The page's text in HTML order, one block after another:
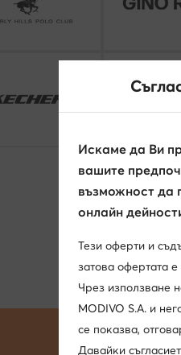
Искаме да Ви
вашите
възможност да
онлайн
Тези оферти и
затова офертата
Чрез използване
MODIVO S.A. и
се показва,
Давайки